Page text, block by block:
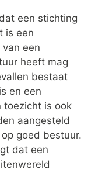
een stichting
is een
een
heeft mag
bestaat
en een
toezicht is ook
aangesteld
goed bestuur.
dat een